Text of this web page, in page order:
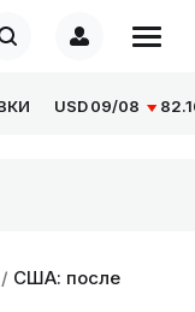
USD09/08 82.1665
/ США: после